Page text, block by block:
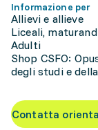
Informazione per
Allievi e allieve
Liceali,
Adulti
Shop CSFO:
degli studi e
Contatta